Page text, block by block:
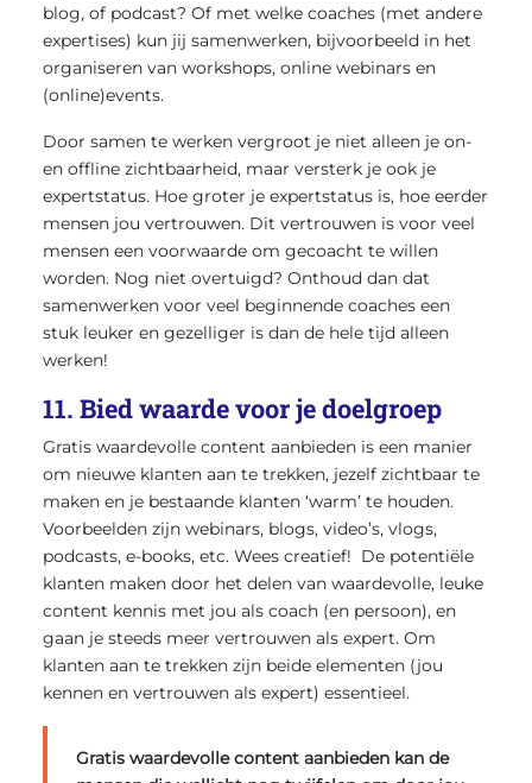
blog, of podcast? Of met welke coaches (met andere
expertises) kun jij samenwerken, bijvoorbeeld in het
organiseren van workshops, online webinars en
(online)events.
Door samen te werken vergroot je niet alleen je on-
en offline zichtbaarheid, maar versterk je ook je
expertstatus. Hoe groter je expertstatus is, hoe eerder
mensen jou vertrouwen. Dit vertrouwen is voor veel
mensen een voorwaarde om gecoacht te willen
worden. Nog niet overtuigd? Onthoud dan dat
samenwerken voor veel beginnende coaches een
stuk leuker en gezelliger is dan de hele tijd alleen
werken!
11. Bied waarde voor je doelgroep
Gratis waardevolle content aanbieden is een manier
om nieuwe klanten aan te trekken, jezelf zichtbaar te
maken en je bestaande klanten ‘warm’ te houden.
Voorbeelden zijn webinars, blogs, video’s, vlogs,
podcasts, e-books, etc. Wees creatief! De potentiële
klanten maken door het delen van waardevolle, leuke
content kennis met jou als coach (en persoon), en
gaan je steeds meer vertrouwen als expert. Om
klanten aan te trekken zijn beide elementen (jou
kennen en vertrouwen als expert) essentieel.
Gratis waardevolle content aanbieden kan de